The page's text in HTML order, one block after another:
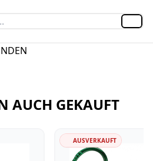
AUCH GEKAUFT
AUSVERKAUFT